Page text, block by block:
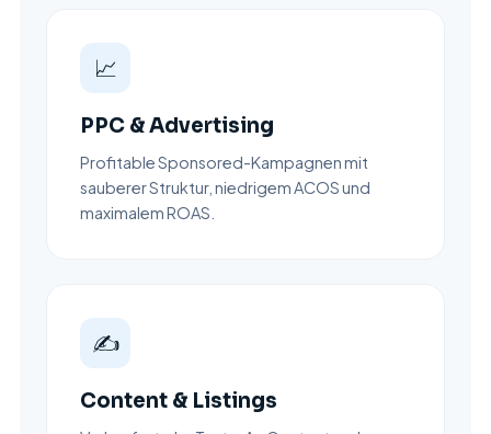
📈
PPC & Advertising
Profitable Sponsored-Kampagnen mit
sauberer Struktur, niedrigem ACOS und
maximalem ROAS.
✍️
Content & Listings